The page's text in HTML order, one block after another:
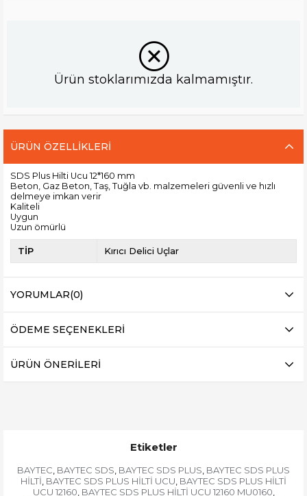
Ürün stoklarımızda kalmamıştır.
ÜRÜN ÖZELLIKLERI
SDS Plus Hilti Ucu 12*160 mm
Beton, Gaz Beton, Taş, Tuğla vb. malzemeleri güvenli ve hızlı
delmeye imkan verir
Kaliteli
Uygun
Uzun ömürlü
TİP Kırıcı Delici Uçlar
YORUMLAR(0)
ÖDEME SEÇENEKLERI
ÜRÜN ÖNERILERI
Etiketler
BAYTEC, BAYTEC SDS, BAYTEC SDS PLUS, BAYTEC SDS PLUS
HİLTİ, BAYTEC SDS PLUS HİLTİ UCU, BAYTEC SDS PLUS HİLTİ
UCU 12160, BAYTEC SDS PLUS HİLTİ UCU 12160 MU0160,